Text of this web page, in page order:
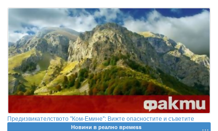
Предизвикателството "Ком-Емине": Вижте опасностите и съветите
Новини в реално времеss